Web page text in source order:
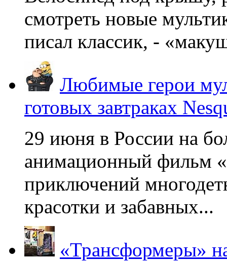
смотреть новые
писал классик, -
Любимые герои
готовых завтраках
29 июня в России на
анимационный фильм
приключений
красотки и забавных...
«Трансформеры»